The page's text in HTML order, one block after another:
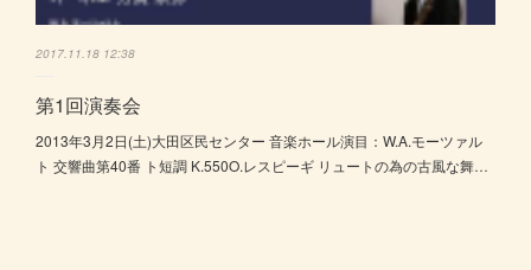
2017.11.18 12:38
第1回演奏会
2013年3月2日(土)大田区民センター 音楽ホール演目：W.A.モーツァル
ト 交響曲第40番 ト短調 K.550O.レスピーギ リュートの為の古風な舞…